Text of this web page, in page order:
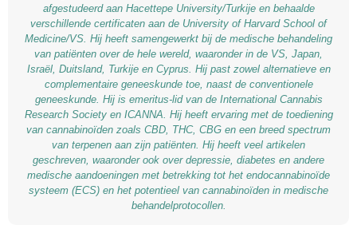
afgestudeerd aan Hacettepe University/Turkije en behaalde
verschillende certificaten aan de University of Harvard School of
Medicine/VS. Hij heeft samengewerkt bij de medische behandeling
van patiënten over de hele wereld, waaronder in de VS, Japan,
Israël, Duitsland, Turkije en Cyprus. Hij past zowel alternatieve en
complementaire geneeskunde toe, naast de conventionele
geneeskunde. Hij is emeritus-lid van de International Cannabis
Research Society en ICANNA. Hij heeft ervaring met de toediening
van cannabinoïden zoals CBD, THC, CBG en een breed spectrum
van terpenen aan zijn patiënten. Hij heeft veel artikelen
geschreven, waaronder ook over depressie, diabetes en andere
medische aandoeningen met betrekking tot het endocannabinoïde
systeem (ECS) en het potentieel van cannabinoïden in medische
behandelprotocollen.